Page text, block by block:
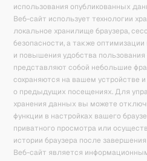
использования опубликованных
Веб-сайт использует технологии
локальное хранилище браузера,
безопасности, а также
и повышения удобства
представляют собой небольшие
сохраняются на вашем устройстве
о предыдущих посещениях. Для
хранения данных вы можете
функции в настройках вашего
приватного просмотра или
истории браузера после
Веб-сайт является информационным